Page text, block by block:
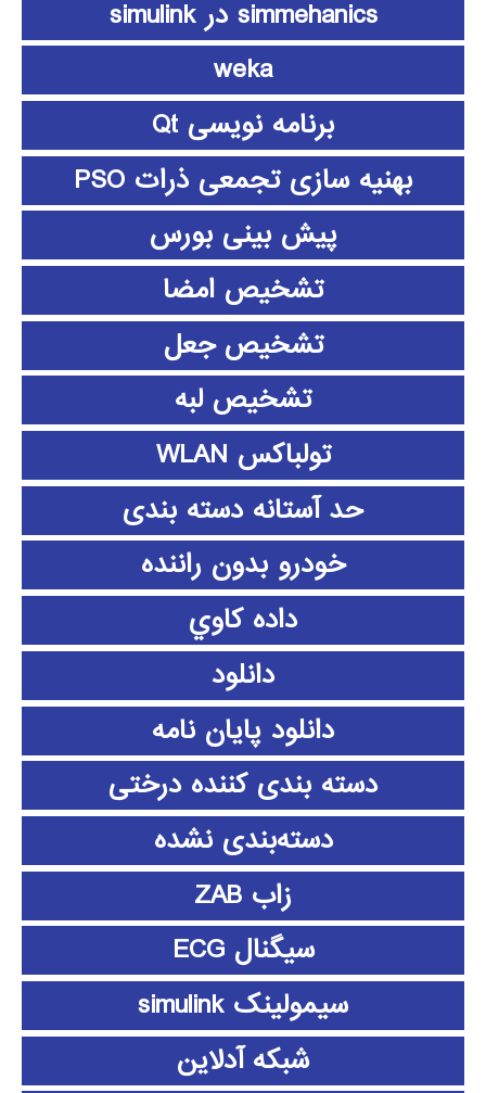
simmehanics در simulink
weka
برنامه نویسی Qt
بهنیه سازی تجمعی ذرات PSO
پیش بینی بورس
تشخیص امضا
تشخیص جعل
تشخیص لبه
تولباکس WLAN
حد آستانه دسته بندی
خودرو بدون راننده
داده كاوي
دانلود
دانلود پايان نامه
دسته بندی کننده درختی
دسته‌بندی نشده
زاب ZAB
سیگنال ECG
سیمولینک simulink
شبکه آدلاین